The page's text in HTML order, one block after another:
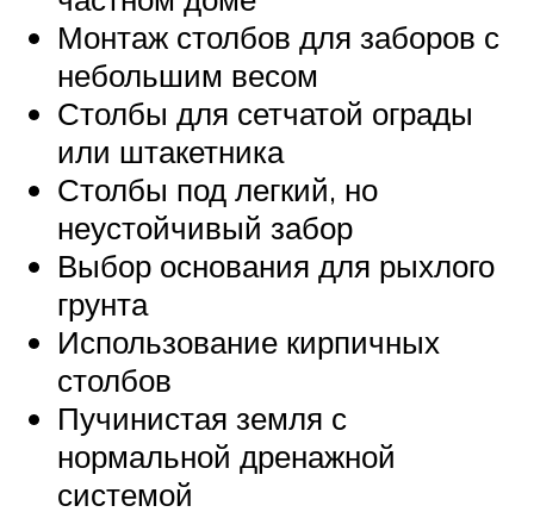
Монтаж столбов для заборов с
небольшим весом
Столбы для сетчатой ограды
или штакетника
Столбы под легкий, но
неустойчивый забор
Выбор основания для рыхлого
грунта
Использование кирпичных
столбов
Пучинистая земля с
нормальной дренажной
системой